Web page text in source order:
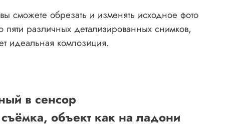
обрезать и изменять исходное фото
пяти различных детализированных снимков,
идеальная композиция.
в сенсор
объект как на ладони